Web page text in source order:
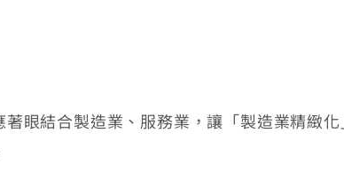
結合製造業、服務業，讓「製造業精緻化